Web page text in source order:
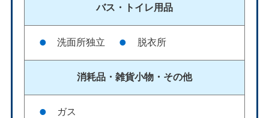
バス・ トイレ用品
洗面所独立 脱衣所
消耗品・雑貨小物・その他
ガス